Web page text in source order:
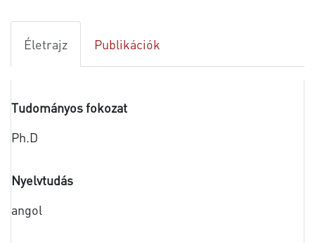
Életrajz Publikációk
Tudományos fokozat
Ph.D
Nyelvtudás
angol